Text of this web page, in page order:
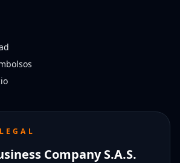
Company S.A.S.